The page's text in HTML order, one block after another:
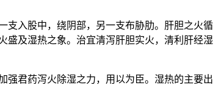
支入股中，绕阴部，另一支布胁肋。肝胆之火循
盛及湿热之象。治宜清泻肝胆实火，清利肝经湿
强君药泻火除湿之力，用以为臣。湿热的主要出